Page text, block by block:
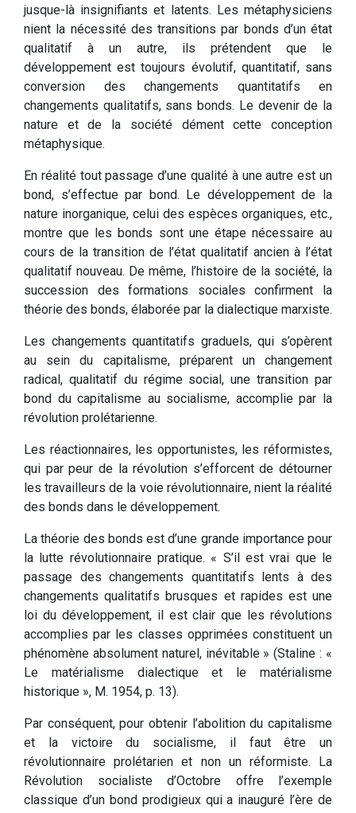
jusque-là insignifiants et latents. Les métaphysiciens
nient la nécessité des transitions par bonds d’un état
qualitatif à un autre, ils prétendent que le
développement est toujours évolutif, quantitatif, sans
conversion des changements quantitatifs en
changements qualitatifs, sans bonds. Le devenir de la
nature et de la société dément cette conception
métaphysique.
En réalité tout passage d’une qualité à une autre est un
bond, s’effectue par bond. Le développement de la
nature inorganique, celui des espèces organiques, etc.,
montre que les bonds sont une étape nécessaire au
cours de la transition de l’état qualitatif ancien à l’état
qualitatif nouveau. De même, l’histoire de la société, la
succession des formations sociales confirment la
théorie des bonds, élaborée par la dialectique marxiste.
Les changements quantitatifs graduels, qui s’opèrent
au sein du capitalisme, préparent un changement
radical, qualitatif du régime social, une transition par
bond du capitalisme au socialisme, accomplie par la
révolution prolétarienne.
Les réactionnaires, les opportunistes, les réformistes,
qui par peur de la révolution s’efforcent de détourner
les travailleurs de la voie révolutionnaire, nient la réalité
des bonds dans le développement.
La théorie des bonds est d’une grande importance pour
la lutte révolutionnaire pratique. « S’il est vrai que le
passage des changements quantitatifs lents à des
changements qualitatifs brusques et rapides est une
loi du développement, il est clair que les révolutions
accomplies par les classes opprimées constituent un
phénomène absolument naturel, inévitable » (Staline : «
Le matérialisme dialectique et le matérialisme
historique », M. 1954, p. 13).
Par conséquent, pour obtenir l’abolition du capitalisme
et la victoire du socialisme, il faut être un
révolutionnaire prolétarien et non un réformiste. La
Révolution socialiste d’Octobre offre l’exemple
classique d’un bond prodigieux qui a inauguré l’ère de